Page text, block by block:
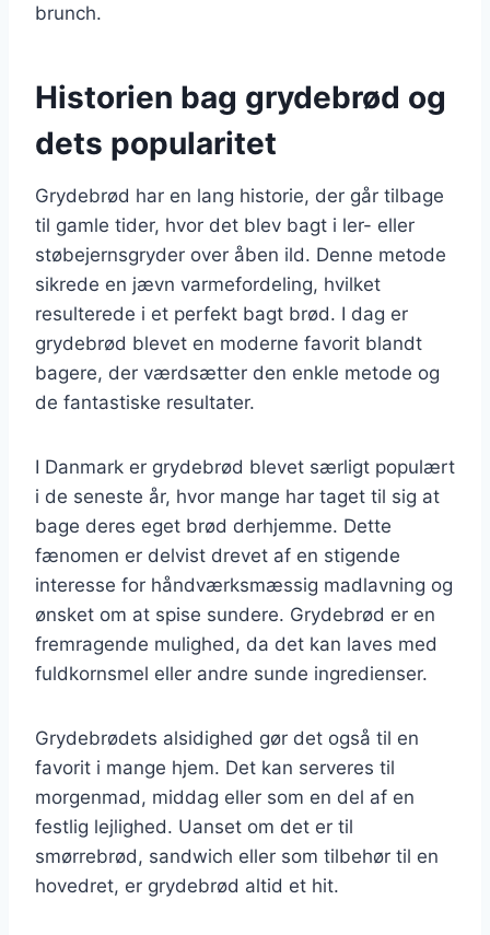
brunch.
Historien bag grydebrød og
dets popularitet
Grydebrød har en lang historie, der går tilbage
til gamle tider, hvor det blev bagt i ler- eller
støbejernsgryder over åben ild. Denne metode
sikrede en jævn varmefordeling, hvilket
resulterede i et perfekt bagt brød. I dag er
grydebrød blevet en moderne favorit blandt
bagere, der værdsætter den enkle metode og
de fantastiske resultater.
I Danmark er grydebrød blevet særligt populært
i de seneste år, hvor mange har taget til sig at
bage deres eget brød derhjemme. Dette
fænomen er delvist drevet af en stigende
interesse for håndværksmæssig madlavning og
ønsket om at spise sundere. Grydebrød er en
fremragende mulighed, da det kan laves med
fuldkornsmel eller andre sunde ingredienser.
Grydebrødets alsidighed gør det også til en
favorit i mange hjem. Det kan serveres til
morgenmad, middag eller som en del af en
festlig lejlighed. Uanset om det er til
smørrebrød, sandwich eller som tilbehør til en
hovedret, er grydebrød altid et hit.